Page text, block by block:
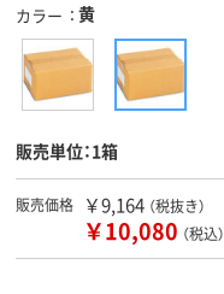
カラー 黄
販売単位：1箱
販売価格 ￥9,164 （税抜き）
￥10,080 （税込）